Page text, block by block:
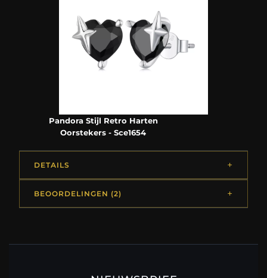
Pandora Stijl Retro Harten
Oorstekers - Sce1654
DETAILS
BEOORDELINGEN (2)